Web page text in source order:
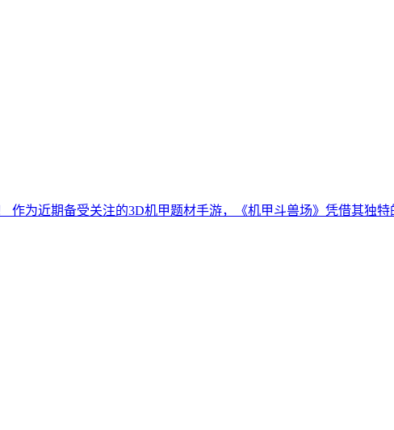
作为近期备受关注的3D机甲题材手游，《机甲斗兽场》凭借其独